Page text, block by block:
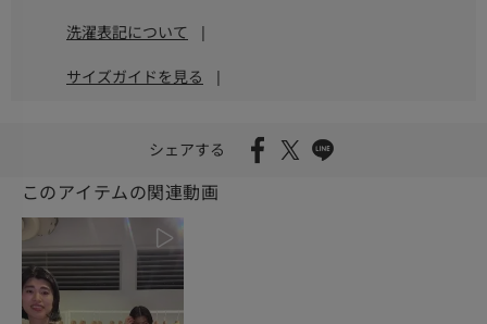
洗濯表記について |
サイズガイドを見る |
シェアする
このアイテムの関連動画